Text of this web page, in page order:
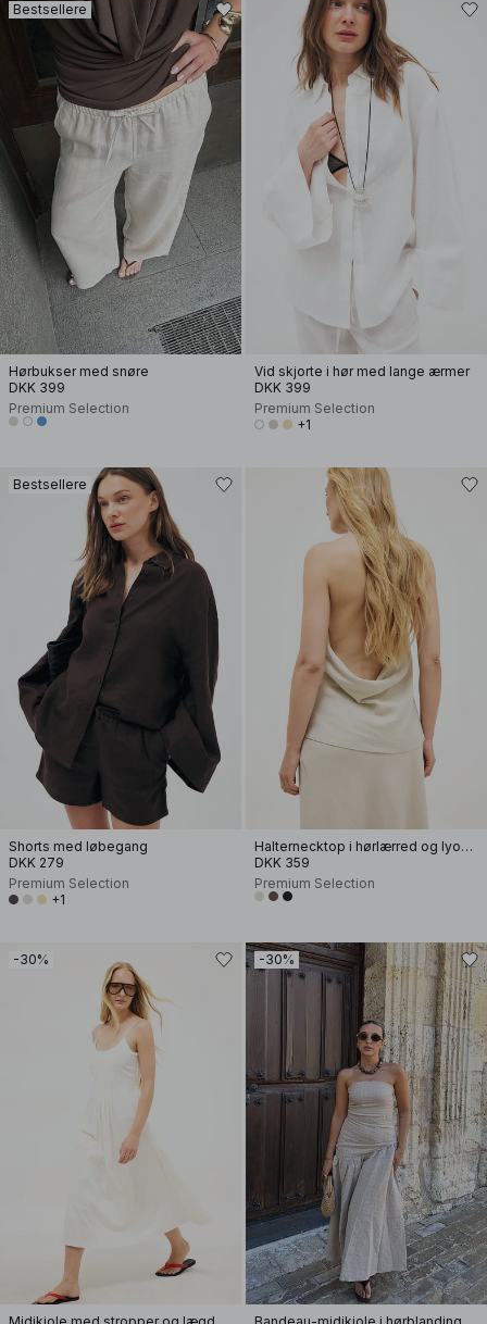
Bestsellere
Hørbukser med snøre
DKK 399
Premium Selection
Vid skjorte i hør med lange ærmer
DKK 399
Premium Selection
+1
Bestsellere
Shorts med løbegang
DKK 279
Premium Selection
+1
Halternecktop i hørlærred og lyocellblanding
DKK 359
Premium Selection
-30% -30%